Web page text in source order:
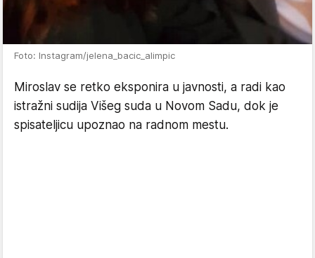
Foto: Instagram/jelena_bacic_alimpic
Miroslav se retko eksponira u javnosti, a radi kao
istražni sudija Višeg suda u Novom Sadu, dok je
spisateljicu upoznao na radnom mestu.